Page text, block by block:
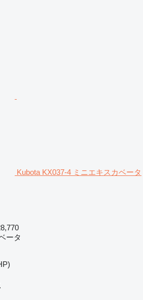
Kubota KX037-4 ミニエキスカベータ
ータ